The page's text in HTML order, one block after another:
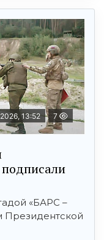
13:52 7
«БАРС –
Президентской